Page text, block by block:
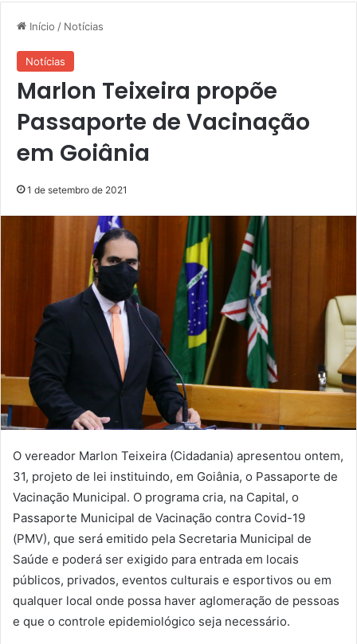
Início / Notícias
Notícias
Marlon Teixeira propõe
Passaporte de Vacinação
em Goiânia
1 de setembro de 2021
O vereador Marlon Teixeira (Cidadania) apresentou ontem,
31, projeto de lei instituindo, em Goiânia, o Passaporte de
Vacinação Municipal. O programa cria, na Capital, o
Passaporte Municipal de Vacinação contra Covid-19
(PMV), que será emitido pela Secretaria Municipal de
Saúde e poderá ser exigido para entrada em locais
públicos, privados, eventos culturais e esportivos ou em
qualquer local onde possa haver aglomeração de pessoas
e que o controle epidemiológico seja necessário.